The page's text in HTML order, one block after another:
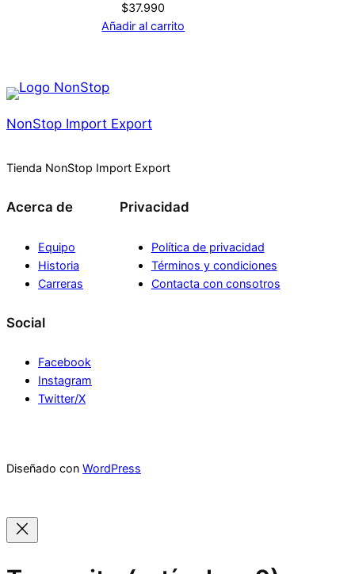
$37.990
Añadir al carrito
NonStop Import Export
Tienda NonStop Import Export
Acerca de
Equipo
Historia
Carreras
Privacidad
Política de privacidad
Términos y condiciones
Contacta con consotros
Social
Facebook
Instagram
Twitter/X
Diseñado con WordPress